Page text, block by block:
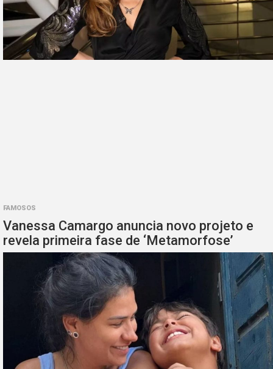
FAMOSOS
Vanessa Camargo anuncia novo projeto e
revela primeira fase de ‘Metamorfose’